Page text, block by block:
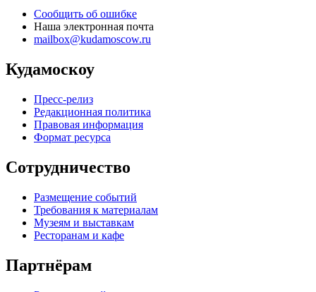
Сообщить об ошибке
Наша электронная почта
mailbox@kudamoscow.ru
Кудамоскоу
Пресс-релиз
Редакционная политика
Правовая информация
Формат ресурса
Сотрудничество
Размещение событий
Требования к материалам
Музеям и выставкам
Ресторанам и кафе
Партнёрам